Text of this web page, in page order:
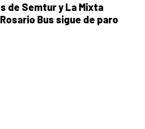
de Semtur y La Mixta
Bus sigue de paro